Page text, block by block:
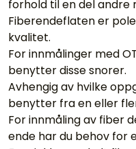
forhold til en del andre
Fiberendeflaten er
kvalitet.
For innmålinger med
benytter disse snorer.
Avhengig av hvilke
benytter fra en eller
For innmåling av fiber
ende har du behov for